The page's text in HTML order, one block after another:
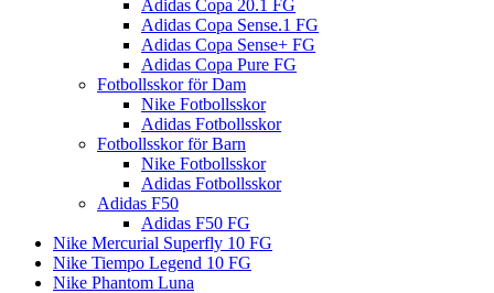
Adidas Copa 20.1 FG
Adidas Copa Sense.1 FG
Adidas Copa Sense+ FG
Adidas Copa Pure FG
Fotbollsskor för Dam
Nike Fotbollsskor
Adidas Fotbollsskor
Fotbollsskor för Barn
Nike Fotbollsskor
Adidas Fotbollsskor
Adidas F50
Adidas F50 FG
Nike Mercurial Superfly 10 FG
Nike Tiempo Legend 10 FG
Nike Phantom Luna